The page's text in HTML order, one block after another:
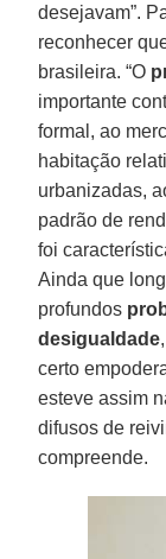
desejavam”.
reconhecer
brasileira. “O
importante
formal, ao
habitação
urbanizadas,
padrão de
foi
Ainda que
profundos
desigualdade
certo
esteve assim
difusos de
compreende.